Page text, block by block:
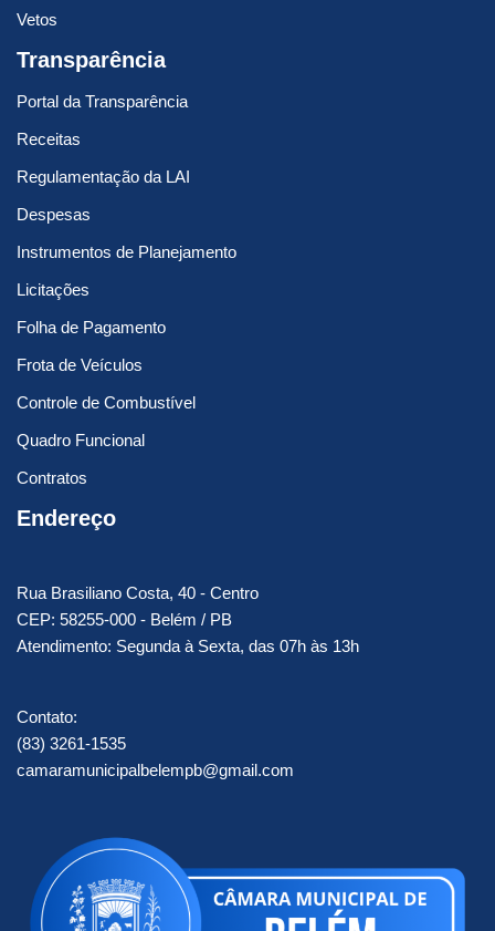
Vetos
Transparência
Portal da Transparência
Receitas
Regulamentação da LAI
Despesas
Instrumentos de Planejamento
Licitações
Folha de Pagamento
Frota de Veículos
Controle de Combustível
Quadro Funcional
Contratos
Endereço
Rua Brasiliano Costa, 40 - Centro
CEP: 58255-000 - Belém / PB
Atendimento: Segunda à Sexta, das 07h às 13h
Contato:
(83) 3261-1535
camaramunicipalbelempb@gmail.com